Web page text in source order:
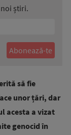
știri.
să fie
unor țări, dar
acesta a vizat
genocid în